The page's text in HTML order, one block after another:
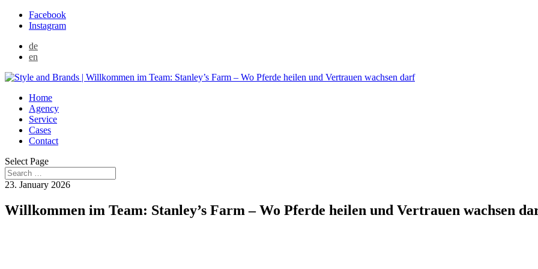
Facebook
Instagram
de
en
Home
Agency
Service
Cases
Contact
Select Page
23. January 2026
Willkommen im Team: Stanley’s Farm – Wo Pferde heilen und Vertrauen wachsen